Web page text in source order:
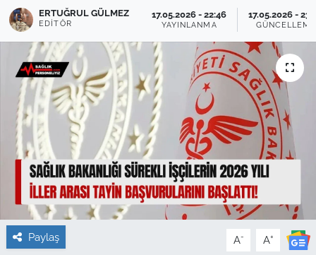
ERTUĞRUL GÜLMEZ
EDITÖR
17.05.2026 - 22:46
YAYINLANMA
17.05.2026 -
GÜNCELLEME
Paylaş A- A+
Kamu Alımları